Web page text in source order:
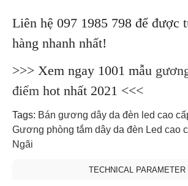
Liên hệ 097 1985 798 để được
hàng nhanh nhất!
>>> Xem ngay 1001 mẫu
điểm hot nhất 2021 <<<
Tags: Bán gương dây da đèn led cao
Gương phòng tắm dây da đèn Led cao
Ngãi
TECHNICAL PARAMETER